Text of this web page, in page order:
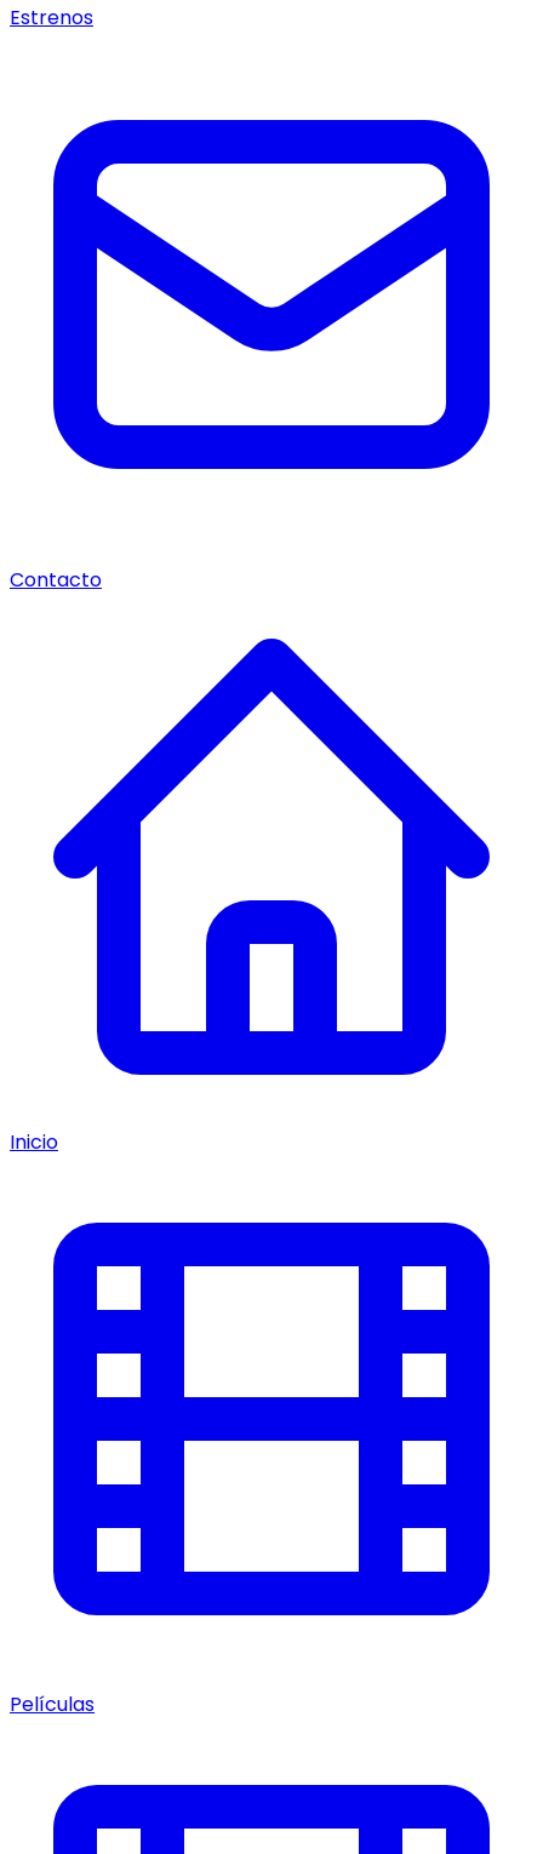
Estrenos
Contacto
Inicio
Películas